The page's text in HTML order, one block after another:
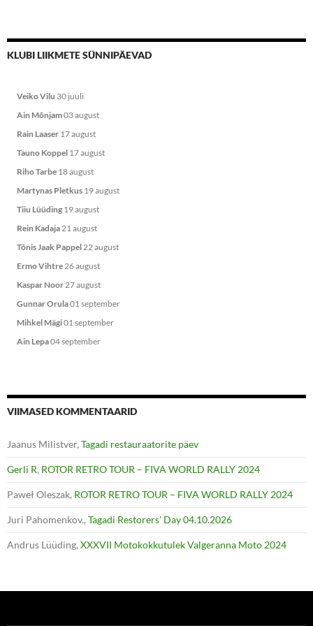
KLUBI LIIKMETE SÜNNIPÄEVAD
Veiko Vilu 30 juuli
Ain Mõnjam03 august
Rain Laaser 17 august
Tauno Koppel 17 august
Riho Tarbe 18 august
Martynas Pletkus 19 august
Tiiu Lüüding 19 august
Rein Kadaja21 august
Tõnis Jaak Pappel22 august
Ermo Vihtre26 august
Kaspar Noor27 august
Gunnar Orula01 september
Mihkel Mägi01 september
Ain Lepa04 september
VIIMASED KOMMENTAARID
Jaanus Milistver, Tagadi restauraatorite päev
Gerli R, ROTOR RETRO TOUR – FIVA WORLD RALLY 2024
Paweł Oleszak, ROTOR RETRO TOUR – FIVA WORLD RALLY 2024
Juri Pahomenkov., Tagadi Restorers’ Day 04.10.2026
Andrus Lüüding, XXXVII Motokokkutulek Valgeranna Moto 2024